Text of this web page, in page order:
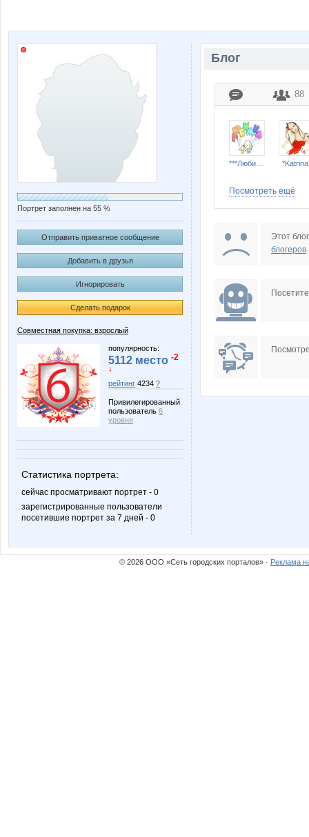
Портрет заполнен на 55 %
Отправить приватное сообщение
Добавить в друзья
Игнорировать
Сделать подарок
Совместная покупка: взрослый
популярность:
5112 место -2
↓
рейтинг 4234 ?
Привилегированный
пользователь 6
уровня
Статистика портрета:
сейчас просматривают портрет - 0
зарегистрированные пользователи
посетившие портрет за 7 дней - 0
Блог
88
Choly
Irinabzina
Посмотреть ещё
Этот
блогеров.
© 2026 ООО «Сеть городских порталов» · Реклама